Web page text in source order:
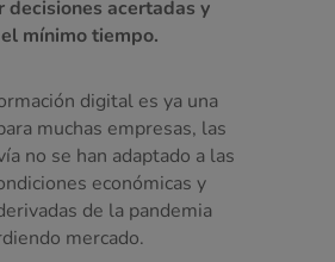
decisiones acertadas y
mínimo tiempo.
digital es ya una
muchas empresas, las
no se han adaptado a las
económicas y
de la pandemia
mercado.